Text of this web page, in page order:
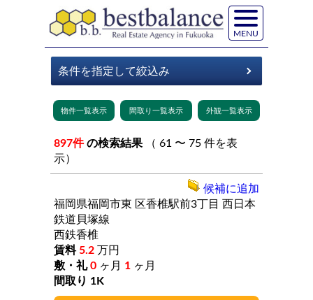
MENU
897件 の検索結果
示）
福岡県福岡市東 区香椎駅前3丁目 西日本
鉄道貝塚線
西鉄香椎
5.2 万円
0 ヶ月 1 ヶ月
1K
候補に追加